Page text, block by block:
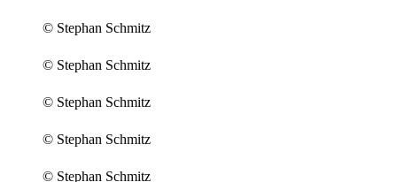
© Stephan Schmitz
© Stephan Schmitz
© Stephan Schmitz
© Stephan Schmitz
© Stephan Schmitz